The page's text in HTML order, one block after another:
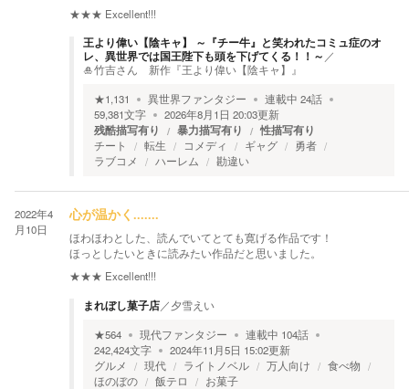
★★★ Excellent!!!
王より偉い【陰キャ】 ～『チー牛』と笑われたコミュ症のオ
レ、異世界では国王陛下も頭を下げてくる！！～ ／
🎍竹吉さん 新作『王より偉い【陰キャ】』
★1,131 異世界ファンタジー 連載中 24話
59,381文字 2026年8月1日 20:03更新
残酷描写有り 暴力描写有り 性描写有り
チート 転生 コメディ ギャグ
勇者
ラブコメ
ハーレム 勘違い
2022年4
月10日
心が温かく.......
ほわほわとした、読んでいてとても寛げる作品です！
ほっとしたいときに読みたい作品だと思いました。
★★★ Excellent!!!
まれぼし菓子店／夕雪えい
★564 現代ファンタジー 連載中 104話
242,424文字 2024年11月5日 15:02更新
グルメ
現代 ライトノベル 万人向け
食べ物
ほのぼの
飯テロ お菓子